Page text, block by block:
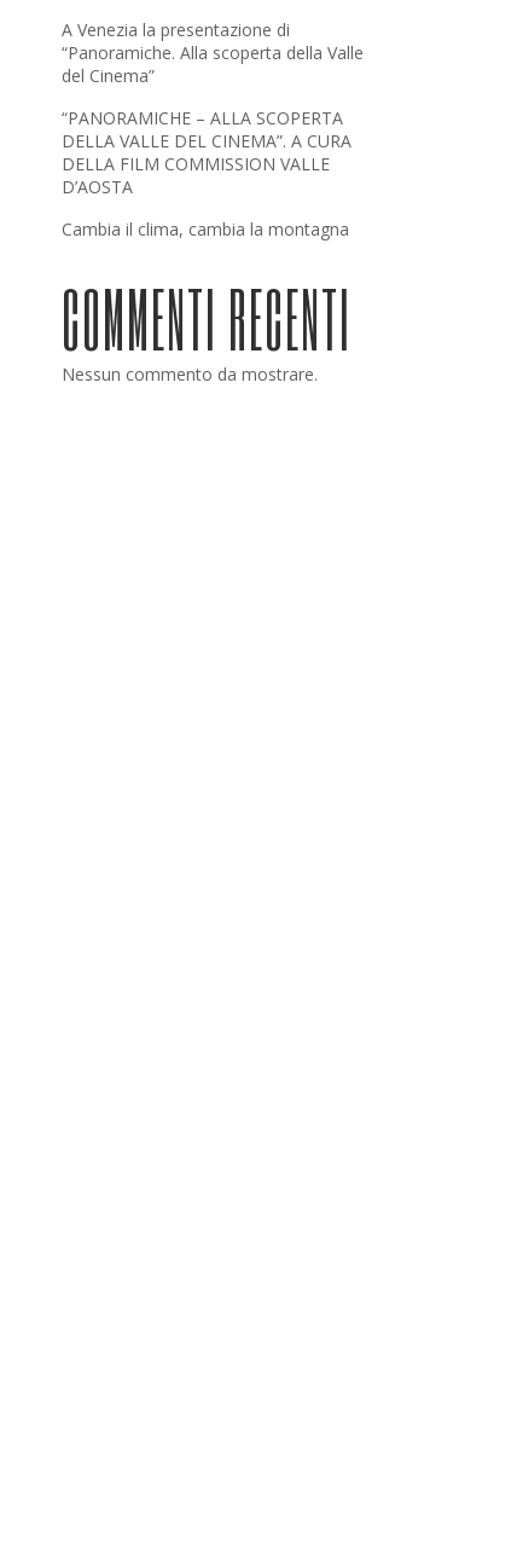
A Venezia la presentazione di
“Panoramiche. Alla scoperta della Valle
del Cinema”
“PANORAMICHE – ALLA SCOPERTA
DELLA VALLE DEL CINEMA”. A CURA
DELLA FILM COMMISSION VALLE
D’AOSTA
Cambia il clima, cambia la montagna
COMMENTI RECENTI
Nessun commento da mostrare.